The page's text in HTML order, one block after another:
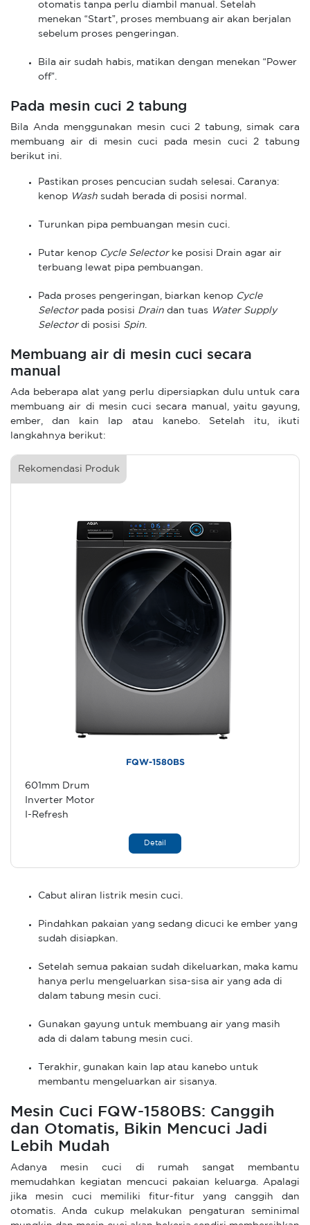
otomatis tanpa perlu diambil manual. Setelah
menekan “Start”, proses membuang air akan berjalan
sebelum proses pengeringan.
Bila air sudah habis, matikan dengan menekan “Power
off”.
Pada mesin cuci 2 tabung
Bila Anda menggunakan mesin cuci 2 tabung, simak cara
membuang air di mesin cuci pada mesin cuci 2 tabung
berikut ini.
Pastikan proses pencucian sudah selesai. Caranya:
kenop Wash sudah berada di posisi normal.
Turunkan pipa pembuangan mesin cuci.
Putar kenop Cycle Selectorke posisi Drain agar air
terbuang lewat pipa pembuangan.
Pada proses pengeringan, biarkan kenop Cycle
Selectorpada posisi Drain dan tuas
Water Supply
Selectordi posisi Spin
Membuang air di mesin cuci secara
manual
Ada beberapa alat yang perlu dipersiapkan dulu untuk cara
membuang air di mesin cuci secara manual, yaitu gayung,
ember, dan kain lap atau kanebo. Setelah itu, ikuti
langkahnya berikut:
Rekomendasi Produk
FQW-1580BS
601mm Drum
Inverter Motor
I-Refresh
Detail
Cabut aliran listrik mesin cuci.
Pindahkan pakaian yang sedang dicuci ke ember yang
sudah disiapkan.
Setelah semua pakaian sudah dikeluarkan, maka kamu
hanya perlu mengeluarkan sisa-sisa air yang ada di
dalam tabung mesin cuci.
Gunakan gayung untuk membuang air yang masih
ada di dalam tabung mesin cuci.
Terakhir, gunakan kain lap atau kanebo untuk
membantu mengeluarkan air sisanya.
Mesin Cuci FQW-1580BS: Canggih
dan Otomatis, Bikin Mencuci Jadi
Lebih Mudah
Adanya mesin cuci di rumah sangat membantu
memudahkan kegiatan mencuci pakaian keluarga. Apalagi
jika mesin cuci memiliki fitur-fitur yang canggih dan
otomatis. Anda cukup melakukan pengaturan seminimal